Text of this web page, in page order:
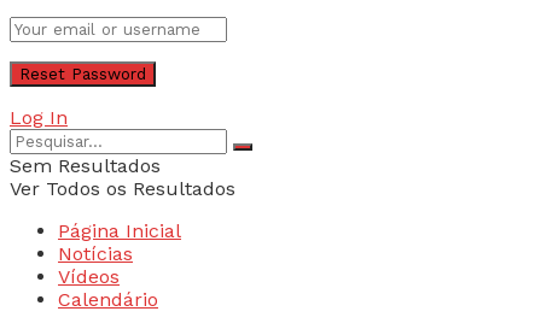
Log In
Sem Resultados
Ver Todos os Resultados
Página Inicial
Notícias
Vídeos
Calendário